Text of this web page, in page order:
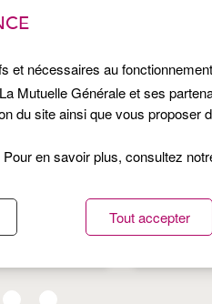
SOLEIL :
L’ÉTÉ
:
et nécessaires au
Mutuelle Générale et ses
du site ainsi que vous proposer
en savoir plus, consultez
Tout accepter